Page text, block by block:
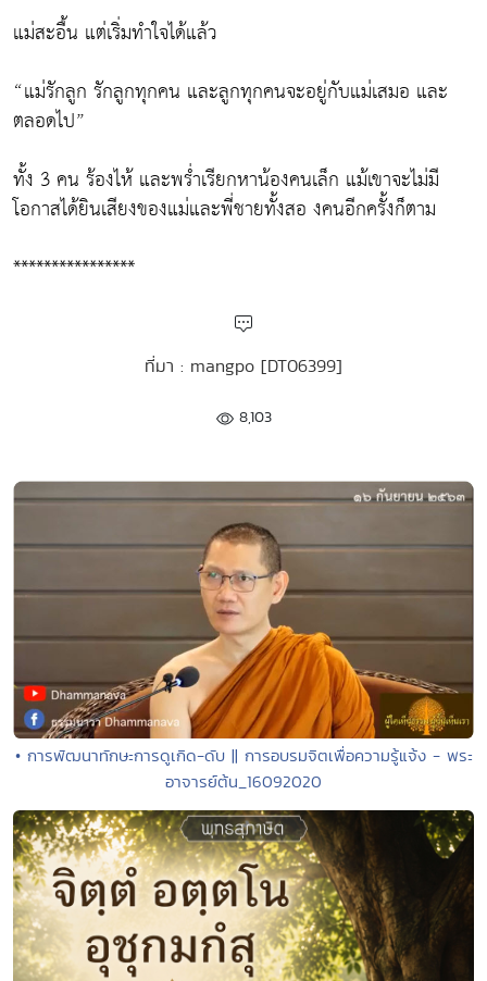
แม่สะอื้น แต่เริ่มทำใจได้แล้ว
“แม่รักลูก รักลูกทุกคน และลูกทุกคนจะอยู่กับแม่เสมอ และ
ตลอดไป”
ทั้ง 3 คน ร้องไห้ และพร่ำเรียกหาน้องคนเล็ก แม้เขาจะไม่มี
โอกาสได้ยินเสียงของแม่และพี่ชายทั้งสอ งคนอีกครั้งก็ตาม
****************
ที่มา : mangpo [DT06399]
8,103
• การพัฒนาทักษะการดูเกิด-ดับ || การอบรมจิตเพื่อความรู้แจ้ง - พระ
อาจารย์ต้น_16092020